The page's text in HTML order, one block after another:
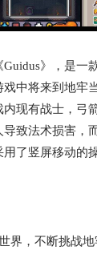
Guidus》，是一
戏中将来到地牢
内现有战士，弓
导致法术损害，
了竖屏移动的
界，不断挑战